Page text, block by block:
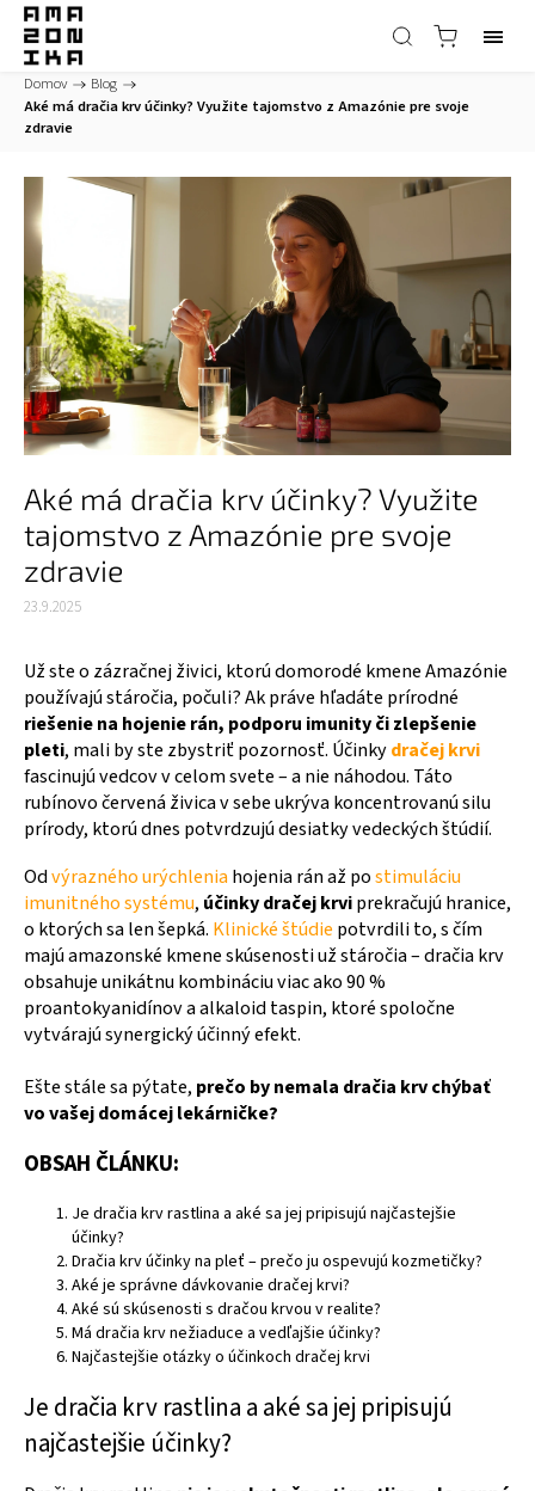
Domov / Blog /
Aké má dračia krv účinky? Využite tajomstvo z Amazónie pre svoje
zdravie
Aké má dračia krv účinky? Využite
tajomstvo z Amazónie pre svoje
zdravie
23.9.2025
Už ste o zázračnej živici, ktorú domorodé kmene Amazónie
používajú stáročia, počuli? Ak práve hľadáte prírodné
riešenie na hojenie rán, podporu imunity či zlepšenie
pleti, mali by ste zbystriť pozornosť. Účinkydračej krvi
fascinujú vedcov v celom svete – a nie náhodou. Táto
rubínovo červená živica v sebe ukrýva koncentrovanú silu
prírody, ktorú dnes potvrdzujú desiatky vedeckých štúdií.
Odvýrazného urýchleniahojenia rán až postimuláciu
imunitného systému, účinky dračej krviprekračujú hranice,
o ktorých sa len šepká. Klinické štúdie potvrdili to, s čím
majú amazonské kmene skúsenosti už stáročia – dračia krv
obsahuje unikátnu kombináciu viac ako 90 %
proantokyanidínov a alkaloid taspin, ktoré spoločne
vytvárajú synergický účinný efekt.
Ešte stále sa pýtate, prečo by nemala dračia krv chýbať
vo vašej domácej lekárničke?
OBSAH ČLÁNKU:
Je dračia krv rastlina a aké sa jej pripisujú najčastejšie
účinky?
Dračia krv účinky na pleť – prečo ju ospevujú kozmetičky?
Aké je správne dávkovanie dračej krvi?
Aké sú skúsenosti s dračou krvou v realite?
Má dračia krv nežiaduce a vedľajšie účinky?
Najčastejšie otázky o účinkoch dračej krvi
Je dračia krv rastlina a aké sa jej pripisujú
najčastejšie účinky?